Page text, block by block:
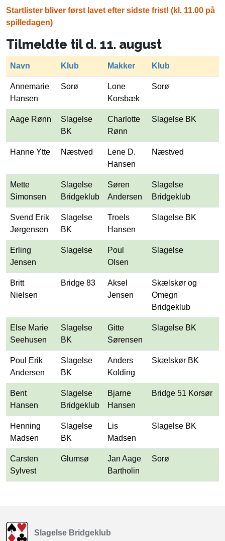
Startlister bliver først lavet efter sidste frist! (kl. 11.00 på
spilledagen)
Tilmeldte til d. 11. august
Navn Klub Makker Klub
Annemarie
Hansen
Sorø
Lone
Korsbæk
Sorø
Aage Rønn
Slagelse
BK
Charlotte
Rønn
Slagelse BK
Hanne Ytte Næstved
Lene D.
Hansen
Næstved
Mette
Simonsen
Slagelse
Bridgeklub
Søren
Andersen
Slagelse
Bridgeklub
Svend Erik
Jørgensen
Slagelse
BK
Troels
Hansen
Slagelse BK
Erling
Jensen
Slagelse
Poul
Olsen
Slagelse
Britt
Nielsen
Bridge 83
Aksel
Jensen
Skælskør og
Omegn
Bridgeklub
Else Marie
Seehusen
Slagelse
BK
Gitte
Sørensen
Slagelse BK
Poul Erik
Andersen
Slagelse
BK
Anders
Kolding
Skælskør BK
Bent
Hansen
Slagelse
Bridgeklub
Bjarne
Hansen
Bridge 51 Korsør
Henning
Madsen
Slagelse
BK
Lis
Madsen
Slagelse BK
Carsten
Sylvest
Glumsø
Jan Aage
Bartholin
Sorø
Slagelse Bridgeklub